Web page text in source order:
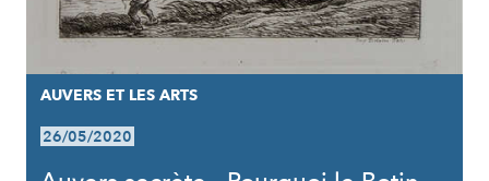
AUVERS ET LES ARTS
26/05/2020